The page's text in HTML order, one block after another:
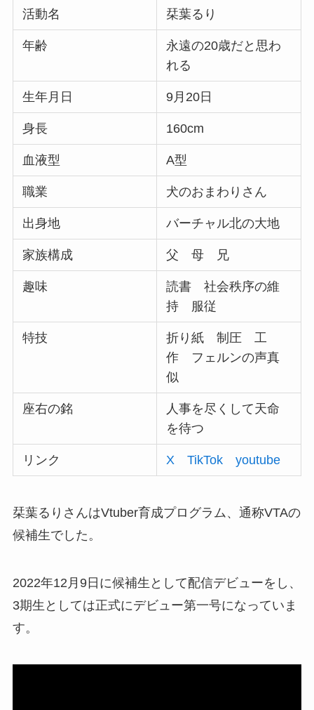
活動名 栞葉るり
年齢
永遠の20歳だと思わ
れる
生年月日 9月20日
身長 160cm
血液型 A型
職業 犬のおまわりさん
出身地 バーチャル北の大地
家族構成 父 母 兄
趣味
読書 社会秩序の維
持 服従
特技
折り紙 制圧 工
作 フェルンの声真
似
座右の銘
人事を尽くして天命
を待つ
リンク X TikTok youtube
栞葉るりさんはVtuber育成プログラム、通称VTAの
候補生でした。
2022年12月9日に候補生として配信デビューをし、
3期生としては正式にデビュー第一号になっていま
す。